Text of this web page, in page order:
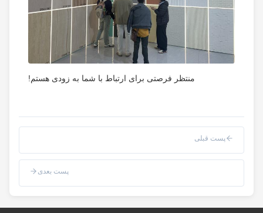
منتظر فرصتی برای ارتباط با شما به زودی هستم!
پست قبلی
پست بعدی